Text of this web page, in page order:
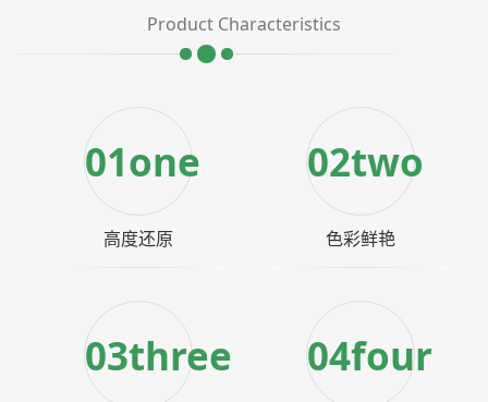
Product Characteristics
01one
高度还原
02two
色彩鲜艳
03three 04four